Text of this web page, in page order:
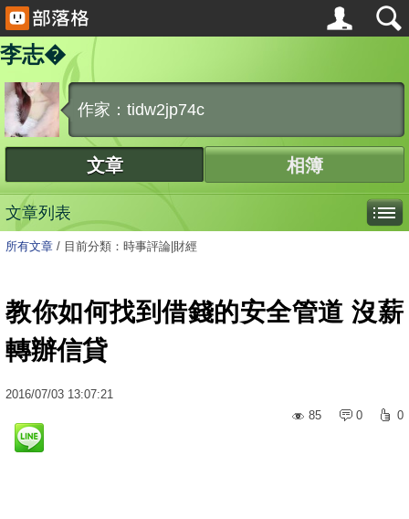
李志�
作家：tidw2jp74c
文章 相簿
文章列表
所有文章 / 目前分類：時事評論|財經
教你如何找到借錢的安全管道 沒薪
轉辦信貸
2016/07/03 13:07:21
85
0 0